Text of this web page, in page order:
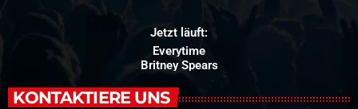
Jetzt läuft:
Everytime
Britney Spears
KONTAKTIERE UNS